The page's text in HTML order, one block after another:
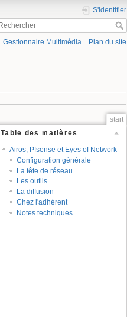
S'identifier
Gestionnaire Multimédia Plan du site
start
Table des matières
Airos, Pfsense et Eyes of Network
Configuration générale
La tête de réseau
Les outils
La diffusion
Chez l'adhérent
Notes techniques